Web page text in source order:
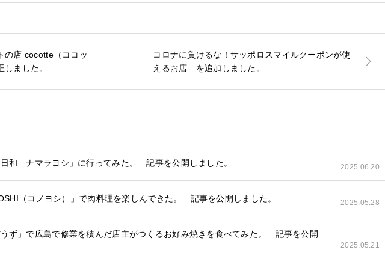
の店 cocotte（ココッ
しました。
コロナに負けるな！サッポロスマイルクーポンが使
えるお店 を追加しました。
和 ナマラヨシ」に行ってみた。 記事を公開しました。 2025.06.20
（コノヨシ）」で肉料理を楽しんできた。 記事を公開しました。 2025.05.28
ず」で広島で修業を積んだ店主がつくるお好み焼きを食べてみた。 記事を公開
2025.05.21